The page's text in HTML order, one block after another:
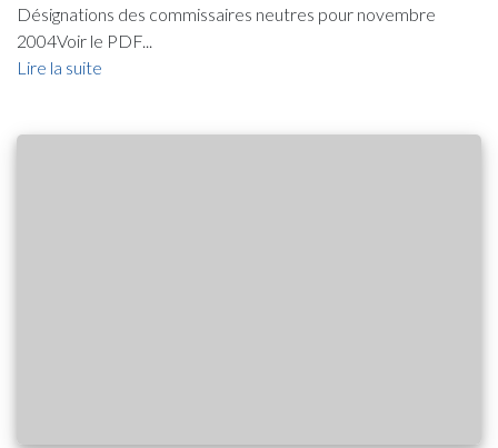
Désignations des commissaires neutres pour novembre
2004Voir le PDF...
Lire la suite